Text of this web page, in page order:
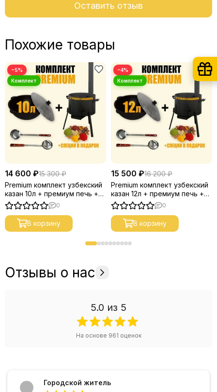
Оставить отзыв
Похожие товары
−5%
14 600 ₽15 300 ₽
Premium комплект узбекский
казан 10л + премиум печь +
половник и шумовка
0
В корзину
−4%
15 500 ₽16 200 ₽
Premium комплект узбекский
казан 12л + премиум печь +
половник и шумовка
0
В корзину
Отзывы о нас
5.0 из 5
На основе 961 оценок
Городской житель